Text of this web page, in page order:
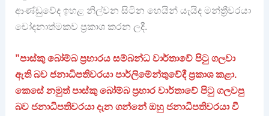
ආණ්ඩුවේද ඉහළ නිල්වන සිටින හෙයින් යැයිද මන්ත්‍රීවරයා
චෝදනාත්මකව ප්‍රකාශ කරන ලදී.
”පාස්කු බෝම්බ ප්‍රහාරය සම්බන්ධ වාර්තාවේ පිටු ගලවා
ඇති බව ජනාධිපතිවරයා පාර්ලිමේන්තුවේදී ප්‍රකාශ කළා.
කෙසේ නමුත් පාස්කු බෝම්බ ප්‍රහාර වාර්තාවේ පිටු ගලවපු
බව ජනාධිපතිවරයා දැන ගන්නේ ඔහු ජනාධිපතිවරයා වී